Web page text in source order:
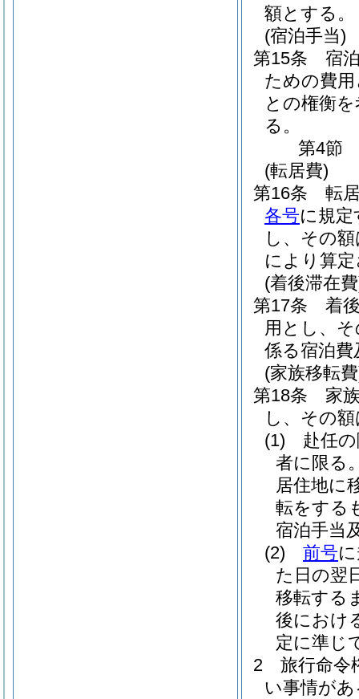
額とする。
(宿泊手当)
第15条
宿
ための費
との権衡
る。
第4節
(転居費)
第16条
転
各号に規
し、その
により算
(着後滞在
第17条
着
用とし、
係る宿泊
(家族移転
第18条
家
し、その
(1)
赴任
者に限る
居住地に
転をする
宿泊手当
(2)
前号
た日の翌
移転する
後におけ
定に準じ
2
旅行命令
い事情が